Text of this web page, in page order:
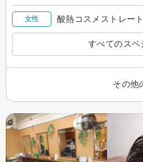
女性 酸熱コスメストレート
すべてのスペ
その他